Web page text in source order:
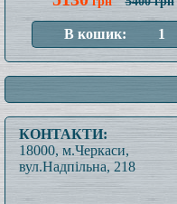
КОНТАКТИ:
18000, м.Черкаси,
вул.Надпільна, 218